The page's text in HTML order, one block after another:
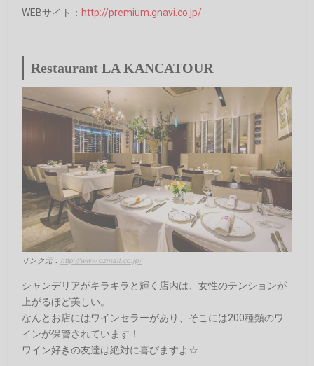
WEBサイト： http://premium.gnavi.co.jp/
Restaurant LA KANCATOUR
リンク元： http://www.ozmall.co.jp/
シャンデリアがキラキラと輝く店内は、女性のテンションが
上がるほど美しい。
なんとお店にはワインセラーがあり、そこには200種類のワ
インが保管されています！
ワイン好きの友達は絶対に喜びますよ☆